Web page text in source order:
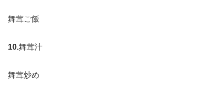
舞茸ご飯
10.舞茸汁
舞茸炒め